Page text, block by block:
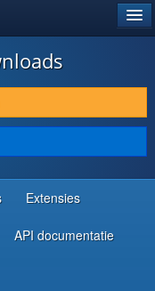
Extensies
API documentatie